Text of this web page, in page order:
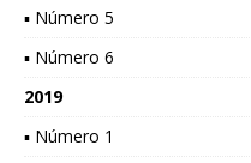
▪ Número 5
▪ Número 6
2019
▪ Número 1